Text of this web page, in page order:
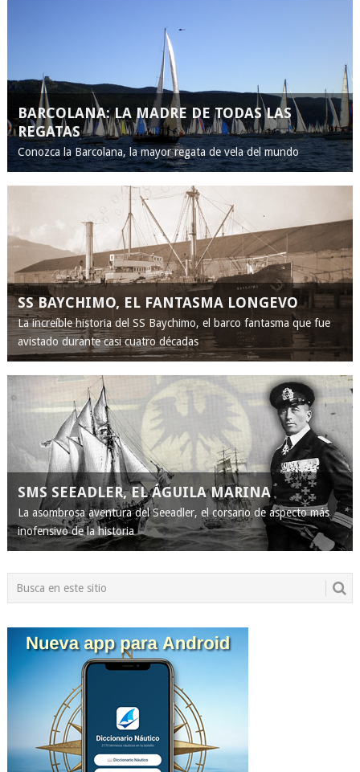
BARCOLANA: LA MADRE DE TODAS LAS
REGATAS
Conozca la Barcolana, la mayor regata de vela del mundo
SS BAYCHIMO, EL FANTASMA LONGEVO
La increíble historia del SS Baychimo, el barco fantasma que fue
avistado durante casi cuatro décadas
SMS SEEADLER, EL ÁGUILA MARINA
La asombrosa aventura del Seeadler, el corsario de aspecto más
inofensivo de la historia